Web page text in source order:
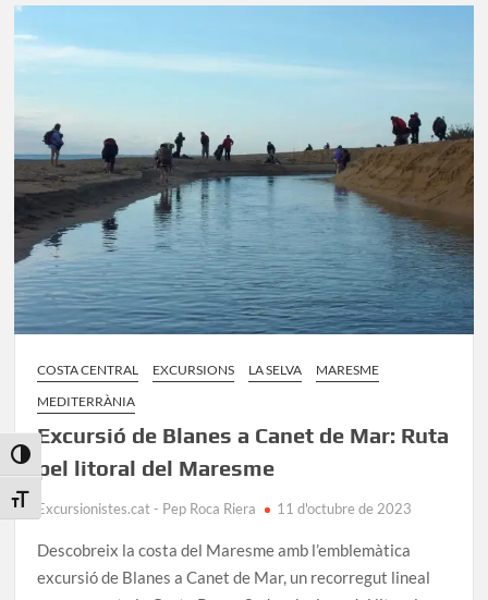
Toggle High Contrast
Toggle Font size
a
costa
del
Maresme
COSTA CENTRAL EXCURSIONS LA SELVA
MARESME
MEDITERRÀNIA
Excursió de Blanes a Canet de Mar: Ruta
pel litoral del Maresme
Excursionistes.cat - Pep Roca Riera 11 d'octubre de 2023
Descobreix la costa del Maresme amb l’emblemàtica
excursió de Blanes a Canet de Mar, un recorregut lineal